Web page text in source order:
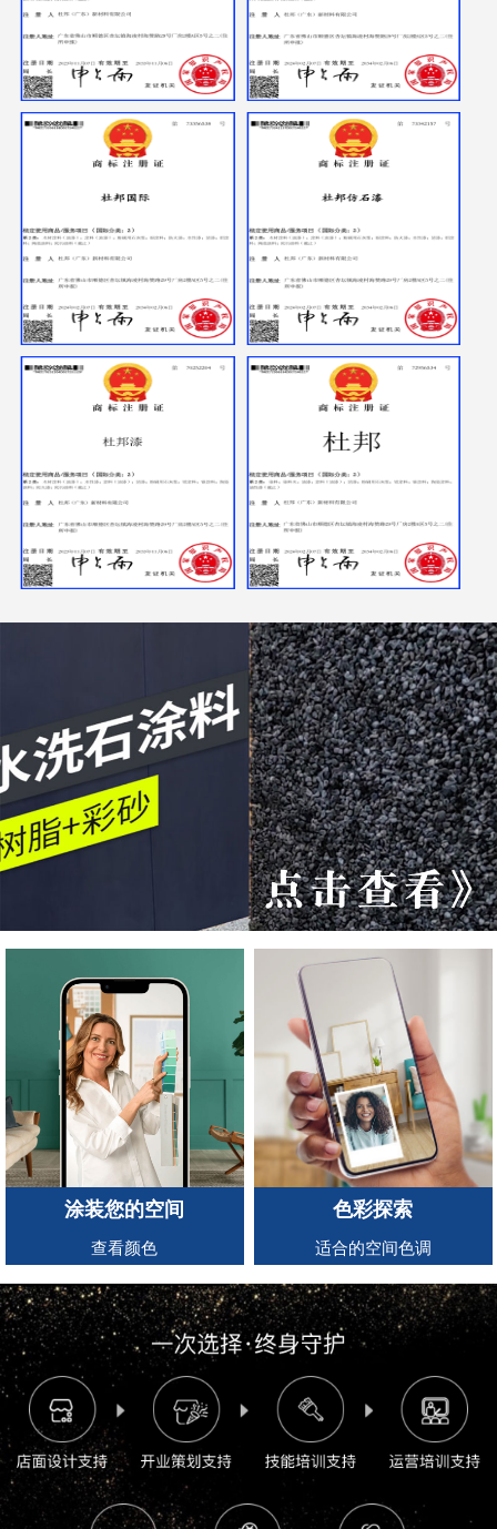
涂装您的空间
查看颜色
色彩探索
适合的空间色调